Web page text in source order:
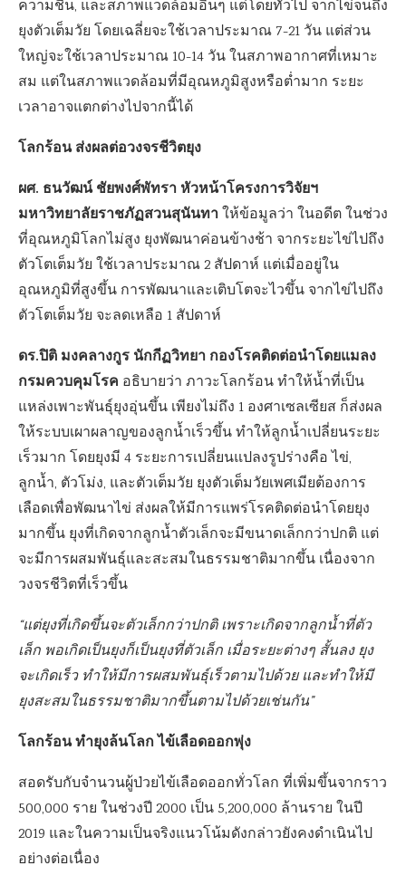
ความชื้น, และสภาพแวดล้อมอื่นๆ แต่โดยทั่วไป จากไข่จนถึง
ยุงตัวเต็มวัย โดยเฉลี่ยจะใช้เวลาประมาณ 7-21 วัน แต่ส่วน
ใหญ่จะใช้เวลาประมาณ 10-14 วัน ในสภาพอากาศที่เหมาะ
สม แต่ในสภาพแวดล้อมที่มีอุณหภูมิสูงหรือต่ำมาก ระยะ
เวลาอาจแตกต่างไปจากนี้ได้
โลกร้อน ส่งผลต่อวงจรชีวิตยุง
ผศ. ธนวัฒน์ ชัยพงศ์พัทรา หัวหน้าโครงการวิจัยฯ
มหาวิทยาลัยราชภัฏสวนสุนันทาให้ข้อมูลว่า ในอดีต ในช่วง
ที่อุณหภูมิโลกไม่สูง ยุงพัฒนาค่อนข้างช้า จากระยะไข่ไปถึง
ตัวโตเต็มวัย ใช้เวลาประมาณ 2 สัปดาห์ แต่เมื่ออยู่ใน
อุณหภูมิที่สูงขึ้น การพัฒนาและเติบโตจะไวขึ้น จากไข่ไปถึง
ตัวโตเต็มวัย จะลดเหลือ 1 สัปดาห์
ดร.ปิติ มงคลางกูร นักกีฏวิทยา กองโรคติดต่อนำโดยแมลง
กรมควบคุมโรค อธิบายว่า ภาวะโลกร้อน ทำให้น้ำที่เป็น
แหล่งเพาะพันธุ์ยุงอุ่นขึ้น เพียงไม่ถึง 1 องศาเซลเซียส ก็ส่งผล
ให้ระบบเผาผลาญของลูกน้ำเร็วขึ้น ทำให้ลูกน้ำเปลี่ยนระยะ
เร็วมาก โดยยุงมี 4 ระยะการเปลี่ยนแปลงรูปร่างคือ ไข่,
ลูกน้ำ, ตัวโม่ง, และตัวเต็มวัย ยุงตัวเต็มวัยเพศเมียต้องการ
เลือดเพื่อพัฒนาไข่ ส่งผลให้มีการแพร่โรคติดต่อนำโดยยุง
มากขึ้น ยุงที่เกิดจากลูกน้ำตัวเล็กจะมีขนาดเล็กกว่าปกติ แต่
จะมีการผสมพันธุ์และสะสมในธรรมชาติมากขึ้น เนื่องจาก
วงจรชีวิตที่เร็วขึ้น
“แต่ยุงที่เกิดขึ้นจะตัวเล็กกว่าปกติ เพราะเกิดจากลูกน้ำที่ตัว
เล็ก พอเกิดเป็นยุงก็เป็นยุงที่ตัวเล็ก เมื่อระยะต่างๆ สั้นลง ยุง
จะเกิดเร็ว ทำให้มีการผสมพันธุ์เร็วตามไปด้วย และทำให้มี
ยุงสะสมในธรรมชาติมากขึ้นตามไปด้วยเช่นกัน”
โลกร้อน ทำยุงล้นโลก ไข้เลือดออกพุ่ง
สอดรับกับจำนวนผู้ป่วยไข้เลือดออกทั่วโลก ที่เพิ่มขึ้นจากราว
500,000 ราย ในช่วงปี 2000 เป็น 5,200,000 ล้านราย ในปี
2019 และในความเป็นจริงแนวโน้มดังกล่าวยังคงดำเนินไป
อย่างต่อเนื่อง